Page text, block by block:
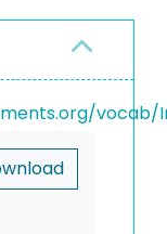
vocab/